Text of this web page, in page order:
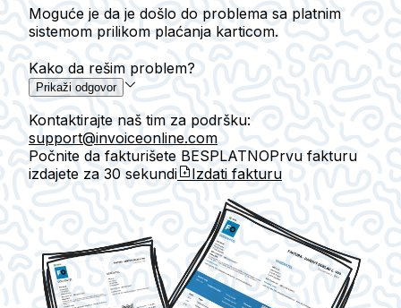
Moguće je da je došlo do problema sa platnim
sistemom prilikom plaćanja karticom.
Kako da rešim problem?
Prikaži odgovor
Kontaktirajte naš tim za podršku:
support@invoiceonline.com
Počnite da fakturišete BESPLATNOPrvu fakturu
izdajete za 30 sekundi Izdati fakturu